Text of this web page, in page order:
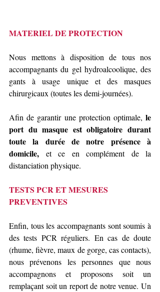
MATERIEL DE PROTECTION
Nous mettons à disposition de tous nos
accompagnants du gel hydroalcoolique, des
gants à usage unique et des masques
chirurgicaux (toutes les demi-journées).
Afin de garantir une protection optimale, le
port du masque est obligatoire durant
toute la durée de notre présence à
domicile, et ce en complément de la
distanciation physique.
TESTS PCR ET MESURES
PREVENTIVES
Enfin, tous les accompagnants sont soumis à
des tests PCR réguliers. En cas de doute
(rhume, fièvre, maux de gorge, cas contacts),
nous prévenons les personnes que nous
accompagnons et proposons soit un
remplaçant soit un report de notre venue. Un